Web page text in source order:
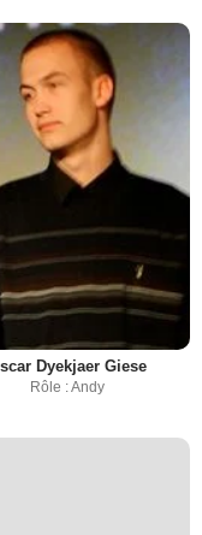
Dyekjaer Giese
Rôle : Andy